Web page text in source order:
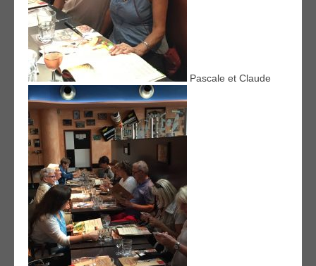
Pascale et Claude